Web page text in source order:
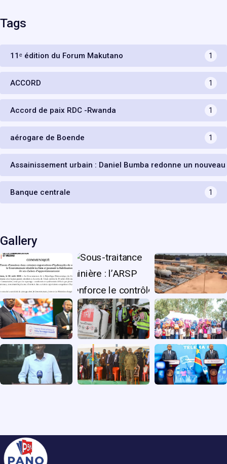
Tags
11ᵉ édition du Forum Makutano 1
ACCORD 1
Accord de paix RDC -Rwanda 1
aérogare de Boende 1
Assainissement urbain : Daniel Bumba redonne un
Banque centrale 1
Gallery